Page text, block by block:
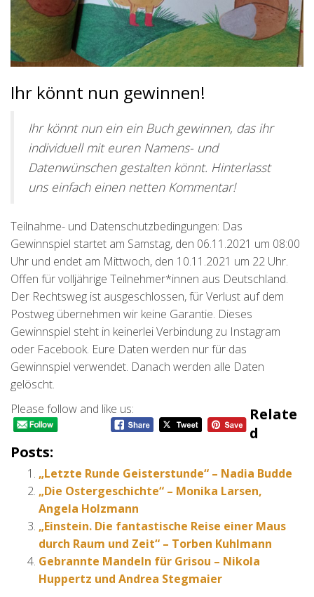
Ihr könnt nun gewinnen!
Ihr könnt nun ein ein Buch gewinnen, das ihr
individuell mit euren Namens- und
Datenwünschen gestalten könnt. Hinterlasst
uns einfach einen netten Kommentar!
Teilnahme- und Datenschutzbedingungen: Das
Gewinnspiel startet am Samstag, den 06.11.2021 um 08:00
Uhr und endet am Mittwoch, den 10.11.2021 um 22 Uhr.
Offen für volljährige Teilnehmer*innen aus Deutschland.
Der Rechtsweg ist ausgeschlossen, für Verlust auf dem
Postweg übernehmen wir keine Garantie. Dieses
Gewinnspiel steht in keinerlei Verbindung zu Instagram
oder Facebook. Eure Daten werden nur für das
Gewinnspiel verwendet. Danach werden alle Daten
gelöscht.
Please follow and like us:
Relate
D
Posts:
„Letzte Runde Geisterstunde“ – Nadia Budde
„Die Ostergeschichte“ – Monika Larsen,
Angela Holzmann
„Einstein. Die fantastische Reise einer Maus
durch Raum und Zeit“ – Torben Kuhlmann
Gebrannte Mandeln für Grisou – Nikola
Huppertz und Andrea Stegmaier